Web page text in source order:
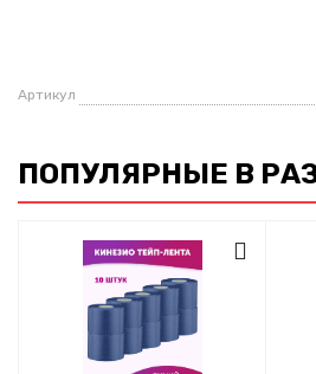
Артикул
ПОПУЛЯРНЫЕ В